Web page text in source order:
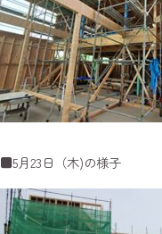
■5月23日（木)の様子